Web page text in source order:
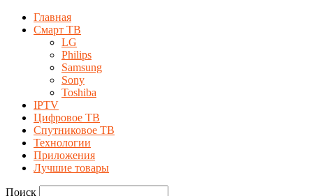
Главная
Смарт ТВ
LG
Philips
Samsung
Sony
Toshiba
IPTV
Цифровое ТВ
Спутниковое ТВ
Технологии
Приложения
Лучшие товары
Поиск